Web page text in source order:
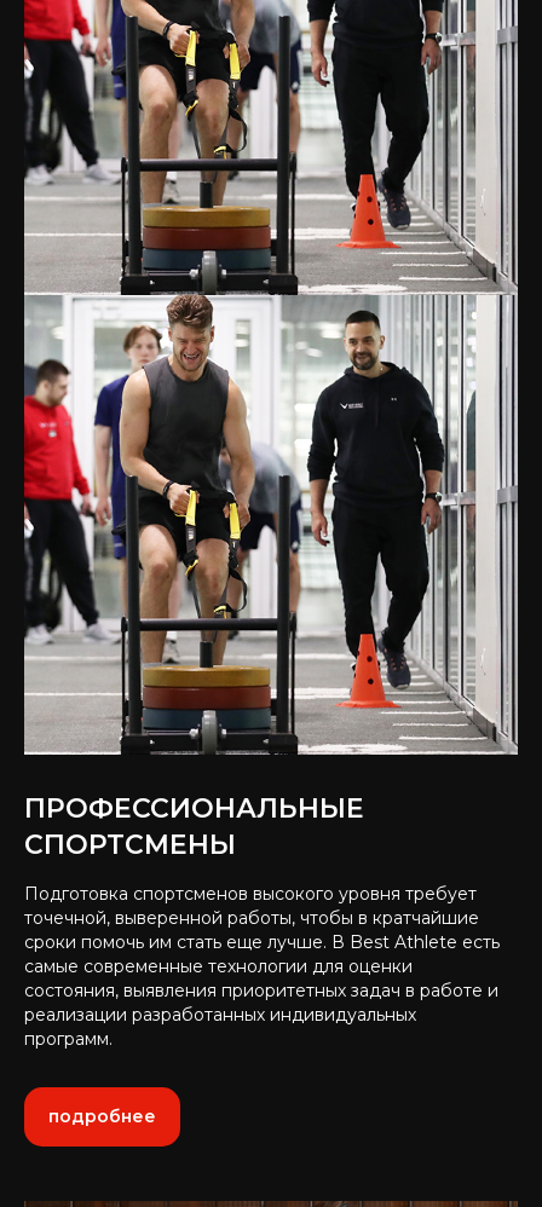
ПРОФЕССИОНАЛЬНЫЕ
СПОРТСМЕНЫ
Подготовка спортсменов высокого уровня требует
точечной, выверенной работы, чтобы в кратчайшие
сроки помочь им стать еще лучше. В Best Athlete есть
самые современные технологии для оценки
состояния, выявления приоритетных задач в работе и
реализации разработанных индивидуальных
программ.
подробнее